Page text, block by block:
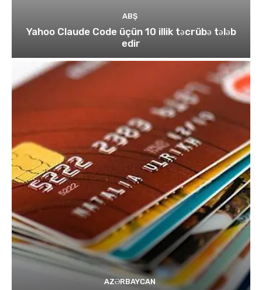
ABŞ
Yahoo Claude Code üçün 10 illik təcrübə tələb
edir
AZƏRBAYCAN